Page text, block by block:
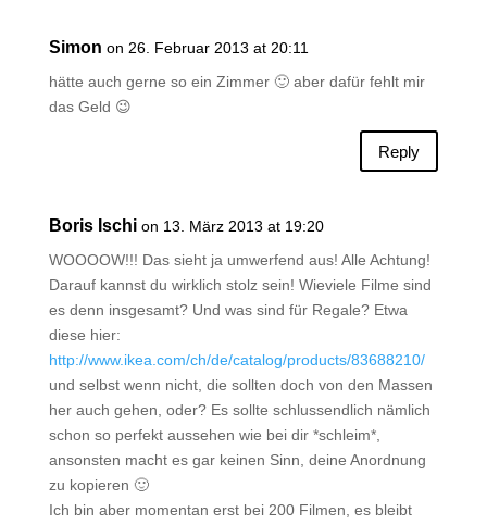
Simon on 26. Februar 2013 at 20:11
hätte auch gerne so ein Zimmer 🙂 aber dafür fehlt mir
das Geld 😉
Reply
Boris Ischi on 13. März 2013 at 19:20
WOOOOW!!! Das sieht ja umwerfend aus! Alle Achtung!
Darauf kannst du wirklich stolz sein! Wieviele Filme sind
es denn insgesamt? Und was sind für Regale? Etwa
diese hier:
http://www.ikea.com/ch/de/catalog/products/83688210/
und selbst wenn nicht, die sollten doch von den Massen
her auch gehen, oder? Es sollte schlussendlich nämlich
schon so perfekt aussehen wie bei dir *schleim*,
ansonsten macht es gar keinen Sinn, deine Anordnung
zu kopieren 🙂
Ich bin aber momentan erst bei 200 Filmen, es bleibt